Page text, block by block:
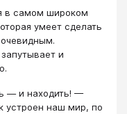
в самом широком
умеет сделать
и
— и находить! —
устроен наш мир, по